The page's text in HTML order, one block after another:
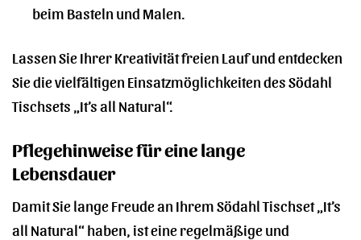
beim Basteln und Malen.
Lassen Sie Ihrer Kreativität freien Lauf und entdecken
Sie die vielfältigen Einsatzmöglichkeiten des Södahl
Tischsets „It’s all Natural“.
Pflegehinweise für eine lange
Lebensdauer
Damit Sie lange Freude an Ihrem Södahl Tischset „It’s
all Natural“ haben, ist eine regelmäßige und